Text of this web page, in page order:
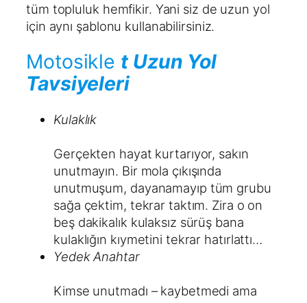
tüm topluluk hemfikir. Yani siz de uzun yol
için aynı şablonu kullanabilirsiniz.
Motosikle t Uzun Yol
Tavsiyeleri
Kulaklık
Gerçekten hayat kurtarıyor, sakın
unutmayın. Bir mola çıkışında
unutmuşum, dayanamayıp tüm grubu
sağa çektim, tekrar taktım. Zira o on
beş dakikalık kulaksız sürüş bana
kulaklığın kıymetini tekrar hatırlattı…
Yedek Anahtar
Kimse unutmadı – kaybetmedi ama